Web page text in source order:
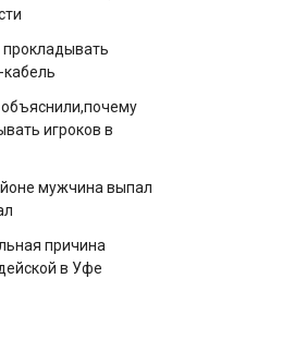
прокладывать
кабель
игроков в
мужчина выпал
причина
в Уфе